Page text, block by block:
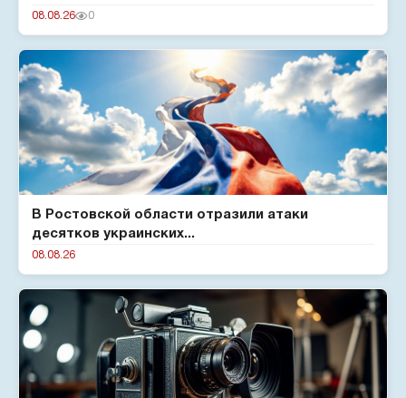
08.08.26 0
В Ростовской области отразили атаки
десятков украинских...
08.08.26